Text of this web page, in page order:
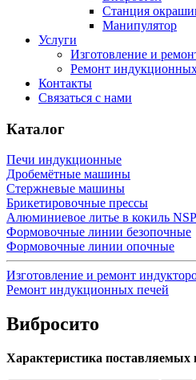
Станция
Манипулятор
Услуги
Изготовление и
Ремонт
Контакты
Связаться с нами
Каталог
Печи индукционные
Дробемётные машины
Стержневые машины
Брикетировочные прессы
Алюминиевое литье в кокиль NSP
Формовочные линии безопочные
Формовочные линии опочные
Изготовление и ремонт
Ремонт индукционных печей
Вибросито
Характеристика поставляемых